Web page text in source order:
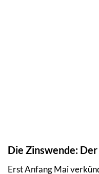
Die Zinswende:
Erst Anfang Mai